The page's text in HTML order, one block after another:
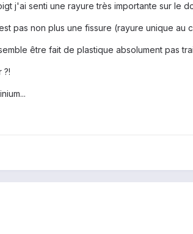
j'ai senti une rayure très importante sur le
pas non plus une fissure (rayure unique au
être fait de plastique absolument pas
?!